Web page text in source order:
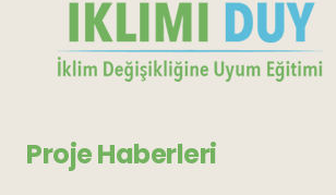
Proje Haberleri